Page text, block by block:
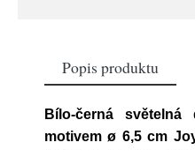
Popis produktu
Bílo-černá
motivem ø 6,5 cm